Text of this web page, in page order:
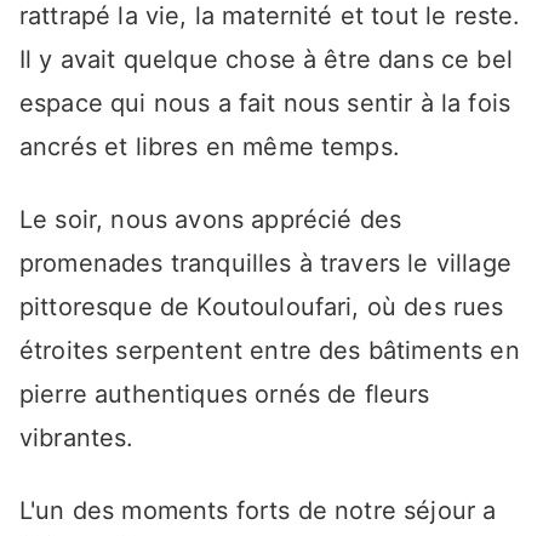
rattrapé la vie, la maternité et tout le reste.
Il y avait quelque chose à être dans ce bel
espace qui nous a fait nous sentir à la fois
ancrés et libres en même temps.
Le soir, nous avons apprécié des
promenades tranquilles à travers le village
pittoresque de Koutouloufari, où des rues
étroites serpentent entre des bâtiments en
pierre authentiques ornés de fleurs
vibrantes.
L'un des moments forts de notre séjour a